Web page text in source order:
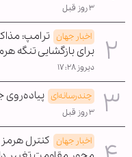
۳ روز قبل
اخبار جهان ترامپ:
برای بازگشایی تنگه
دیروز ۱۷:۲۸
چندرسانه‌ای پیاده‌روی
۳ روز قبل
اخبار جهان کنترل